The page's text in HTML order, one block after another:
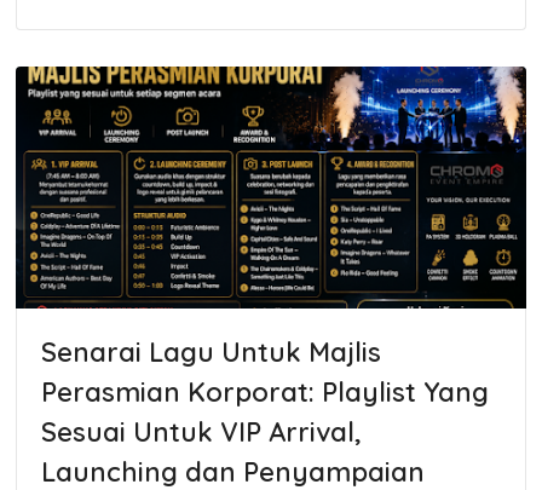
Senarai Lagu Untuk Majlis
Perasmian Korporat: Playlist Yang
Sesuai Untuk VIP Arrival,
Launching dan Penyampaian